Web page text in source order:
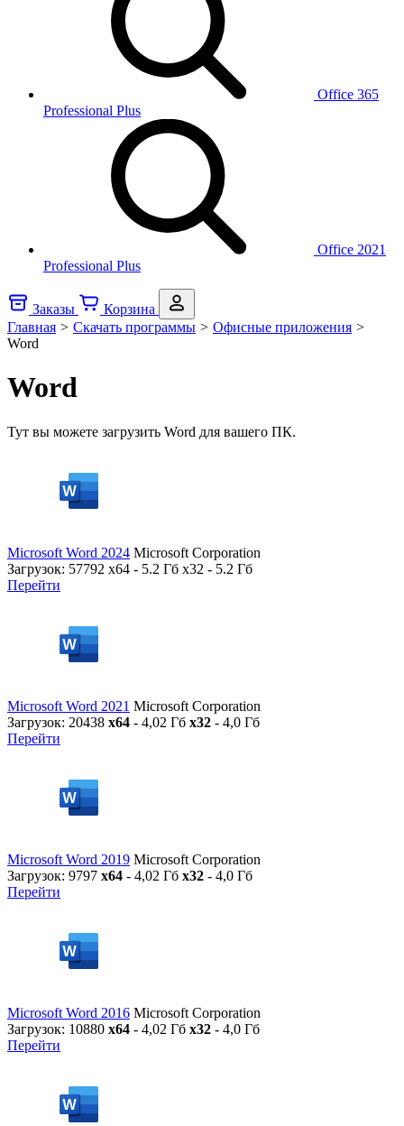
Office 365
Professional Plus
Office 2021
Professional Plus
Заказы
Корзина
Главная > Скачать программы > Офисные приложения >
Word
Word
Тут вы можете загрузить Word для вашего ПК.
Microsoft Word 2024 Microsoft Corporation
Загрузок: 57792 x64 - 5.2 Гб x32 - 5.2 Гб
Перейти
Microsoft Word 2021 Microsoft Corporation
Загрузок: 20438 x64 - 4,02 Гб x32 - 4,0 Гб
Перейти
Microsoft Word 2019 Microsoft Corporation
Загрузок: 9797 x64 - 4,02 Гб x32 - 4,0 Гб
Перейти
Microsoft Word 2016 Microsoft Corporation
Загрузок: 10880 x64 - 4,02 Гб x32 - 4,0 Гб
Перейти